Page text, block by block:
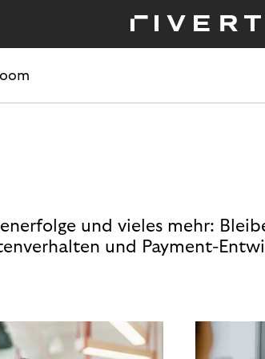
und vieles mehr:
und Payment-